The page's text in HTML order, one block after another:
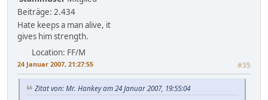
Beiträge: 2.434
Hate keeps a man alive, it
gives him strength.
Location: FF/M
24 Januar 2007, 21:27:55 #35
Zitat von: Mr. Hankey am 24 Januar 2007, 19:55:04